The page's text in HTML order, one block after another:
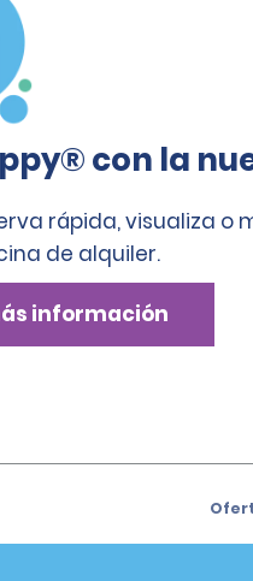
con la
rápida, visualiza
de alquiler.
información